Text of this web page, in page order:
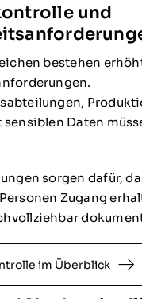
und
bestehen
sensiblen Daten
sorgen dafür,
Zugang
im Überblick